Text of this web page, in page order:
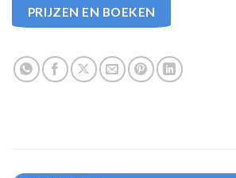
PRIJZEN EN BOEKEN